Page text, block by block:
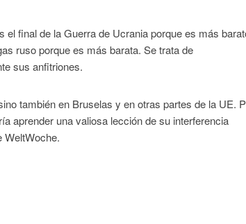
final de la Guerra de Ucrania porque es más
ruso porque es más barata. Se trata de
sus anfitriones.
también en Bruselas y en otras partes de la UE.
aprender una valiosa lección de su interferencia
WeltWoche.